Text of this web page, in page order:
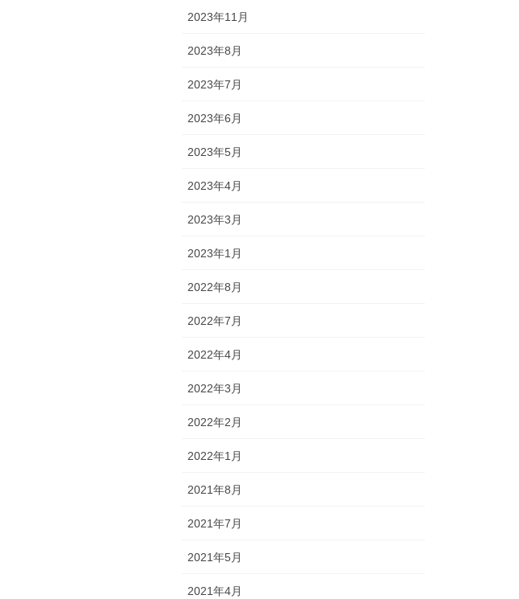
2023年11月
2023年8月
2023年7月
2023年6月
2023年5月
2023年4月
2023年3月
2023年1月
2022年8月
2022年7月
2022年4月
2022年3月
2022年2月
2022年1月
2021年8月
2021年7月
2021年5月
2021年4月